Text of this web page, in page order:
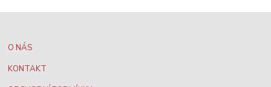
O NÁS
KONTAKT